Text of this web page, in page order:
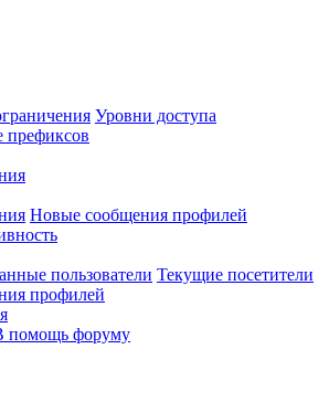
Уровни доступа
префиксов
Новые сообщения профилей
пользователи Текущие посетители
профилей
помощь форуму